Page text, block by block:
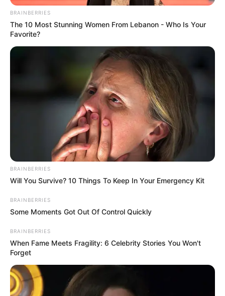
Κατάσταση ιδιωτικοποιήσεων —
τιμήματα / ποσά
Αττική Οδός — Παραχώρηση σε ιδιώτη (ΓΕΚ Τέρνα)
Εφάπαξ τίμημα: €3,27 δισ. από παραχώρηση (το 2024).
Μεγάλο μέρος θεωρείται «ιδιωτικοποίηση» δημόσιου
έργου μέσω παραχώρησης. Business Daily
Διεθνής Αερολιμένας Αθηνών (ΔΑΑ) — IPO
(Χρηματιστήριο)
Μετοχικό τίμημα εισαγωγής στο Χρηματιστήριο: €785
εκατ. (2024).
Πρόκειται για πώληση μετοχών από το Δημόσιο/
ΤΑΙΠΕΔ. PwC
BRAINBERRIES
The 10 Most Stunning Women From Lebanon - Who Is Your
Favorite?
BRAINBERRIES
Will You Survive? 10 Things To Keep In Your Emergency Kit
BRAINBERRIES
Some Moments Got Out Of Control Quickly
BRAINBERRIES
When Fame Meets Fragility: 6 Celebrity Stories You Won't
Forget